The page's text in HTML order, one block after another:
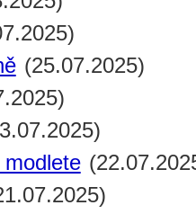
(25.07.2025)